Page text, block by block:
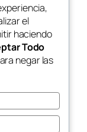
conWordPress
el
haciendo
Todo
negar las